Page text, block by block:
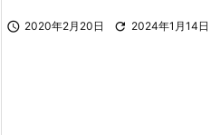
 2020年2月20日  2024年1月14日